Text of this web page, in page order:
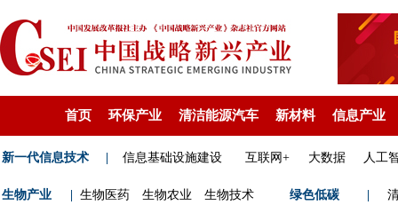
首页 环保产业 清洁能源汽车 新材料 信息产业
新一代信息技术 信息基础设施建设 互联网+ 大数据 人工
生物产业 生物医药 生物农业 生物技术 绿色低碳